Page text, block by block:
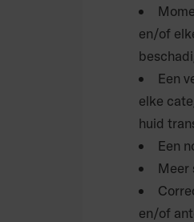
en/of
Een
elke
huid
Een
Meer
en/of